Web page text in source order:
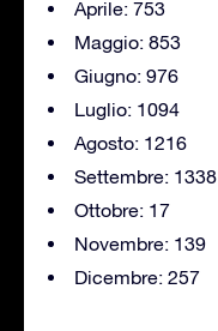
Aprile: 753
Maggio: 853
Giugno: 976
Luglio: 1094
Agosto: 1216
Settembre: 1338
Ottobre: 17
Novembre: 139
Dicembre: 257